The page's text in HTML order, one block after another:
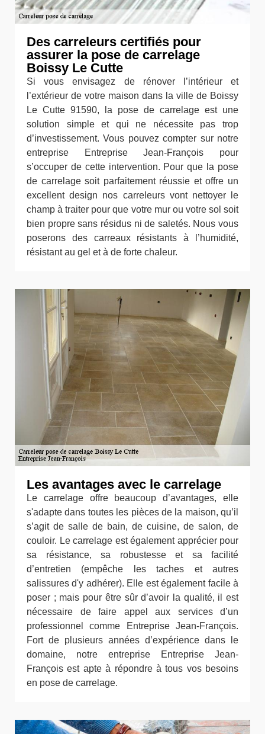
Des carreleurs certifiés pour
assurer la pose de carrelage
Boissy Le Cutte
Si vous envisagez de rénover l’intérieur et
l’extérieur de votre maison dans la ville de Boissy
Le Cutte 91590, la pose de carrelage est une
solution simple et qui ne nécessite pas trop
d’investissement. Vous pouvez compter sur notre
entreprise Entreprise Jean-François pour
s’occuper de cette intervention. Pour que la pose
de carrelage soit parfaitement réussie et offre un
excellent design nos carreleurs vont nettoyer le
champ à traiter pour que votre mur ou votre sol soit
bien propre sans résidus ni de saletés. Nous vous
poserons des carreaux résistants à l’humidité,
résistant au gel et à de forte chaleur.
Les avantages avec le carrelage
Le carrelage offre beaucoup d’avantages, elle
s'adapte dans toutes les pièces de la maison, qu’il
s’agit de salle de bain, de cuisine, de salon, de
couloir. Le carrelage est également apprécier pour
sa résistance, sa robustesse et sa facilité
d’entretien (empêche les taches et autres
salissures d'y adhérer). Elle est également facile à
poser ; mais pour être sûr d’avoir la qualité, il est
nécessaire de faire appel aux services d’un
professionnel comme Entreprise Jean-François.
Fort de plusieurs années d’expérience dans le
domaine, notre entreprise Entreprise Jean-
François est apte à répondre à tous vos besoins
en pose de carrelage.